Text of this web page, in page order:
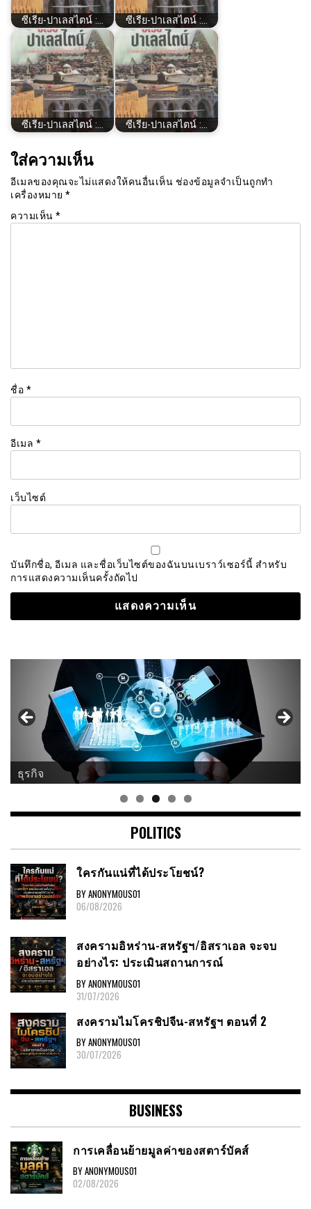
ซีเรีย​-ปาเลสไตน์​ :… ซีเรีย​-ปาเลสไตน์​ :…
ซีเรีย​-ปาเลสไตน์​ :… ซีเรีย​-ปาเลสไตน์​ :…
ใส่ความเห็น
อีเมลของคุณจะไม่แสดงให้คนอื่นเห็น ช่องข้อมูลจำเป็นถูกทำ
เครื่องหมาย *
ความเห็น *
ชื่อ *
อีเมล *
เว็บไซต์
บันทึกชื่อ, อีเมล และชื่อเว็บไซต์ของฉันบนเบราว์เซอร์นี้ สำหรับ
การแสดงความเห็นครั้งถัดไป
ธุรกิจ
POLITICS
ใครกันแน่ที่ได้ประโยชน์?
BY ANONYMOUS01
06/08/2026
สงครามอิหร่าน-สหรัฐฯ/อิสราเอล จะจบ
อย่างไร: ประเมินสถานการณ์
BY ANONYMOUS01
31/07/2026
สงครามไมโครชิปจีน-สหรัฐฯ ตอนที่ 2
BY ANONYMOUS01
30/07/2026
BUSINESS
การเคลื่อนย้ายมูลค่าของสตาร์บัคส์
BY ANONYMOUS01
02/08/2026